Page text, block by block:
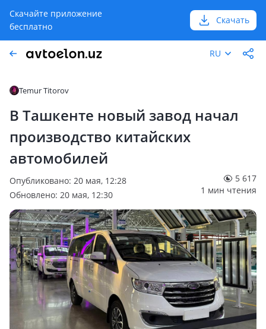
Скачайте приложение
бесплатно
Скачать
RU
Temur Titorov
В Ташкенте новый завод начал
производство китайских
автомобилей
Опубликовано: 20 мая, 12:28
Обновлено: 20 мая, 12:30
5 617
1 мин чтения